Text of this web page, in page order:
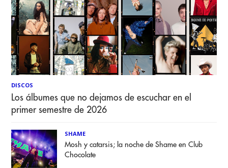
DISCOS
Los álbumes que no dejamos de escuchar en el
primer semestre de 2026
SHAME
Mosh y catarsis; la noche de Shame en Club
Chocolate